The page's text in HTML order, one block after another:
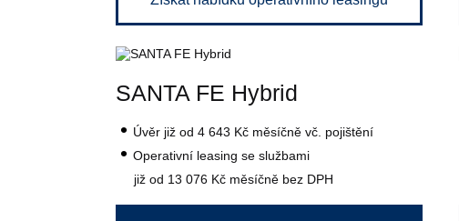
SANTA FE Hybrid
Úvěr již od 4 643 Kč měsíčně vč. pojištění
Operativní leasing se službami
již od 13 076 Kč měsíčně bez DPH